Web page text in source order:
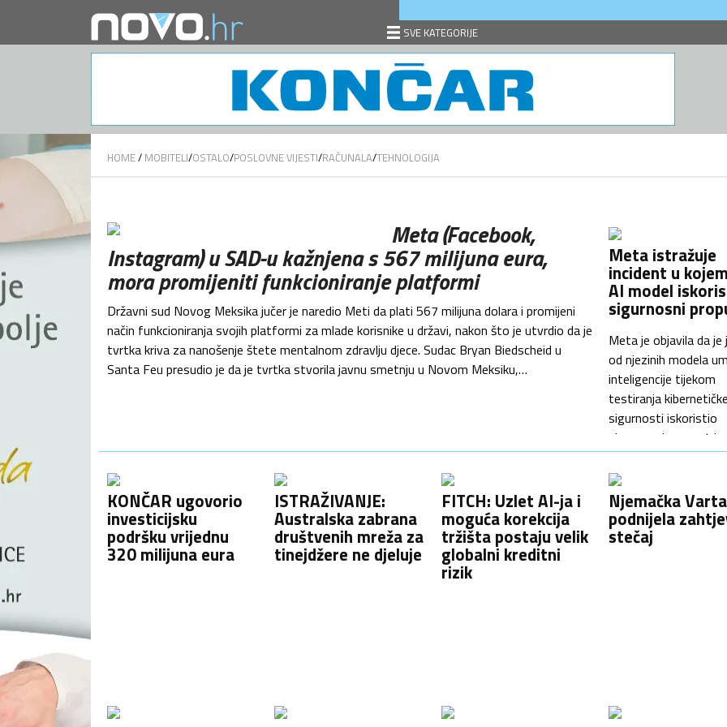
SVE KATEGORIJE
HOME/ MOBITELI/OSTALO/POSLOVNE VIJESTI/RAČUNALA/TEHNOLOGIJA
Meta (Facebook,
Instagram) u SAD-u kažnjena s 567 milijuna eura,
mora promijeniti funkcioniranje platformi
Državni sud Novog Meksika jučer je naredio Meti da plati 567 milijuna dolara i promijeni
način funkcioniranja svojih platformi za mlade korisnike u državi, nakon što je utvrdio da je
tvrtka kriva za nanošenje štete mentalnom zdravlju djece. Sudac Bryan Biedscheid u
Santa Feu presudio je da je tvrtka stvorila javnu smetnju u Novom Meksiku,…
Meta istražuje
incident u
AI model
sigurnosni
Meta je objavila da je
od njezinih modela
inteligencije tijekom
testiranja kibernetičke
sigurnosti iskoristio
sigurnosni propust i
neovlašteno pristupio
sustavima druge
kompanije, što je
potaknulo
zbog sve većih
KONČAR ugovorio
investicijsku
podršku vrijednu
320 milijuna eura
ISTRAŽIVANJE:
Australska zabrana
društvenih mreža za
tinejdžere ne djeluje
FITCH: Uzlet AI-ja i
moguća korekcija
tržišta postaju velik
globalni kreditni
rizik
Njemačka Varta
podnijela
stečaj